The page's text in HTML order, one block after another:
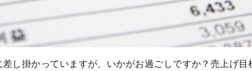
し掛かっていますが、いかがお過ごしですか？売上げ目